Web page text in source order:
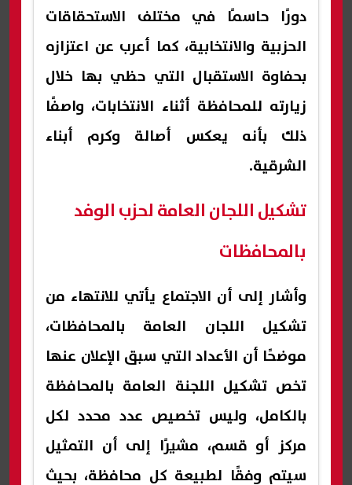
دورًا حاسمًا في مختلف الاستحقاقات
الحزبية والانتخابية، كما أعرب عن اعتزازه
بحفاوة الاستقبال التي حظي بها خلال
زيارته للمحافظة أثناء الانتخابات، واصفًا
ذلك بأنه يعكس أصالة وكرم أبناء
الشرقية.
تشكيل اللجان العامة لحزب الوفد
بالمحافظات
وأشار إلى أن الاجتماع يأتي للانتهاء من
تشكيل اللجان العامة بالمحافظات،
موضحًا أن الأعداد التي سبق الإعلان عنها
تخص تشكيل اللجنة العامة بالمحافظة
بالكامل، وليس تخصيص عدد محدد لكل
مركز أو قسم، مشيرًا إلى أن التمثيل
سيتم وفقًا لطبيعة كل محافظة، بحيث